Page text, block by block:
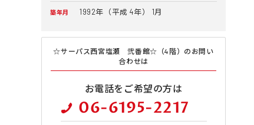
築年月 1992年（平成 4年） 1月
☆サーパス西宮塩瀬 弐番館☆（4階）のお問い
合わせは
お電話をご希望の方は
06-6195-2217